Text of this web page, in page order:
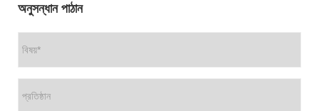
অনুসন্ধান পাঠান